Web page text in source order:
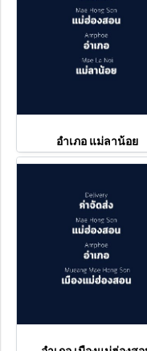
อำเภอ แม่ลาน้อย